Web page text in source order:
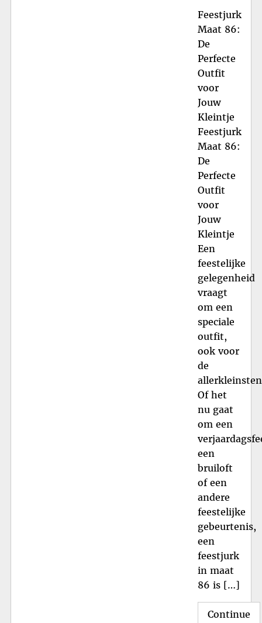
Feestjurk
Maat 86:
De
Perfecte
Outfit
voor
Jouw
Kleintje
Feestjurk
Maat 86:
De
Perfecte
Outfit
voor
Jouw
Kleintje
Een
feestelijke
gelegenheid
vraagt
om een
speciale
outfit,
ook voor
de
Of het
nu gaat
om een
een
bruiloft
of een
andere
feestelijke
gebeurtenis,
een
feestjurk
in maat
86 is […]
Continue